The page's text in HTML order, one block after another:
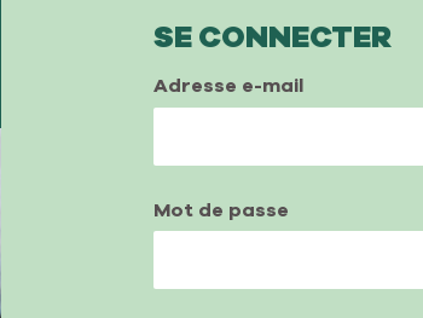
SE CONNECTER
Adresse e-mail
Mot de passe